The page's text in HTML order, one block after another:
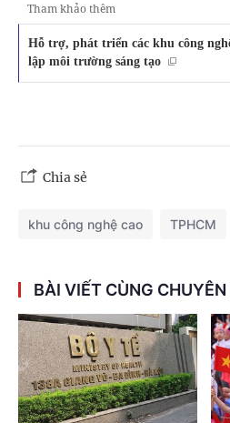
Tham khảo thêm
Hỗ trợ, phát triển các khu công
lập môi trường sáng tạo
Chia sẻ
khu công nghệ cao TPHCM
BÀI VIẾT CÙNG